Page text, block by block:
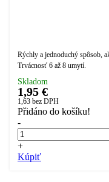
Rýchly a jednoduchý spôsob,
Trvácnosť 6 až 8 umytí.
Skladom
1,95 €
1,63 bez DPH
Přidáno do košíku!
-
+
Kúpiť